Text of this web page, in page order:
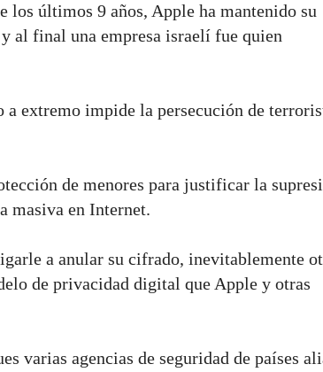
los últimos 9 años, Apple ha mantenido su
al final una empresa israelí fue quien
extremo impide la persecución de
de menores para justificar la
masiva en Internet.
a anular su cifrado, inevitablemente
de privacidad digital que Apple y otras
varias agencias de seguridad de países